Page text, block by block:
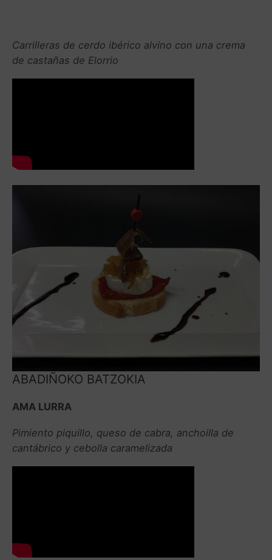
Carrilleras de cerdo ibérico alvino con una crema
de castañas de Elorrio
ABADIÑOKO BATZOKIA
AMA LURRA
Pimiento piquillo, queso de cabra, anchoilla de
cantábrico y cebolla caramelizada